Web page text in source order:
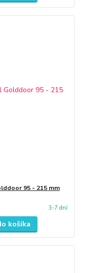
95 - 215 mm
3-7 dní
košíka